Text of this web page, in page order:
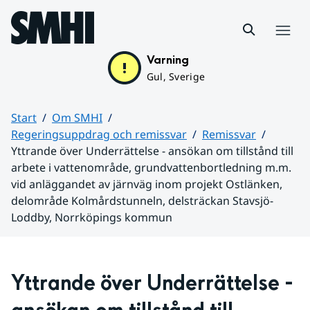
Hoppa till sidans innehåll
Varning
Gul, Sverige
Start
Om SMHI
Regeringsuppdrag och remissvar
Remissvar
Yttrande över Underrättelse - ansökan om tillstånd till
arbete i vattenområde, grundvattenbortledning m.m.
vid anläggandet av järnväg inom projekt Ostlänken,
delområde Kolmårdstunneln, delsträckan Stavsjö-
Loddby, Norrköpings kommun
Yttrande över Underrättelse -